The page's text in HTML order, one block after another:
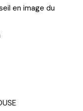
en image du